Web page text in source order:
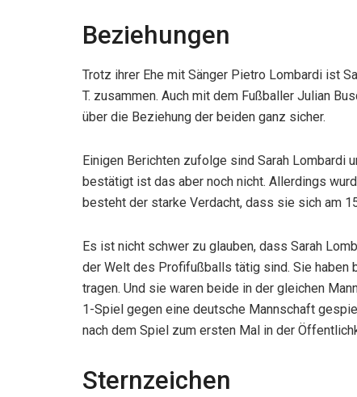
Beziehungen
Trotz ihrer Ehe mit Sänger Pietro Lombardi ist
T. zusammen. Auch mit dem Fußballer Julian
über die Beziehung der beiden ganz sicher.
Einigen Berichten zufolge sind Sarah Lombardi
bestätigt ist das aber noch nicht. Allerdings
besteht der starke Verdacht, dass sie sich am
Es ist nicht schwer zu glauben, dass Sarah
der Welt des Profifußballs tätig sind. Sie
tragen. Und sie waren beide in der gleichen
1-Spiel gegen eine deutsche Mannschaft
nach dem Spiel zum ersten Mal in der
Sternzeichen